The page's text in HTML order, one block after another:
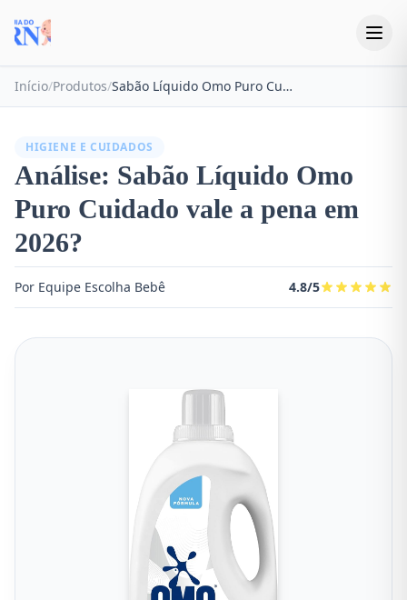
Início/Produtos/ Sabão Líquido Omo Puro Cuidado
HIGIENE E CUIDADOS
Análise: Sabão Líquido Omo
Puro Cuidado vale a pena em
2026?
Por Equipe Escolha Bebê 4.8/5